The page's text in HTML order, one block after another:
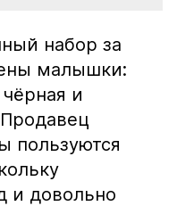
набор за
малышки:
и
пользуются
и довольно